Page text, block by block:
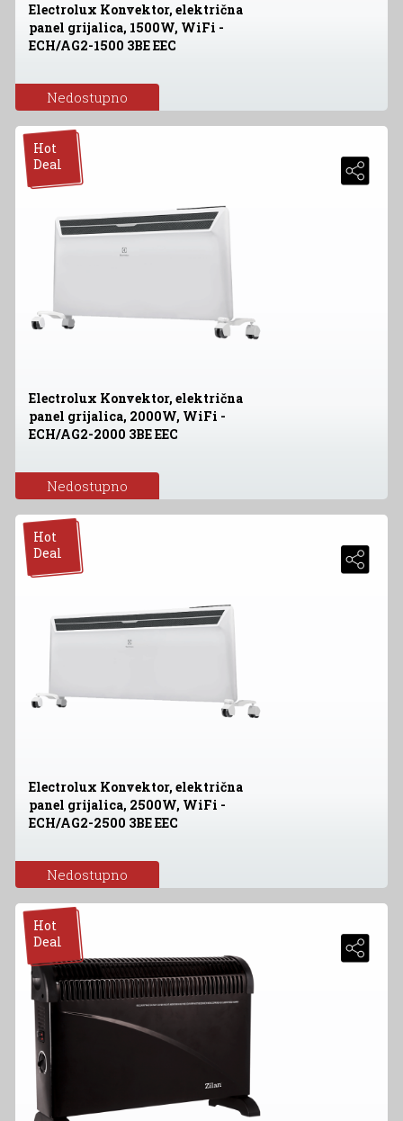
Electrolux Konvektor, električna
panel grijalica, 1500W, WiFi -
ECH/AG2-1500 3BE EEC
Nedostupno
Hot
Deal
Electrolux Konvektor, električna
panel grijalica, 2000W, WiFi -
ECH/AG2-2000 3BE EEC
Nedostupno
Hot
Deal
Electrolux Konvektor, električna
panel grijalica, 2500W, WiFi -
ECH/AG2-2500 3BE EEC
Nedostupno
Hot
Deal